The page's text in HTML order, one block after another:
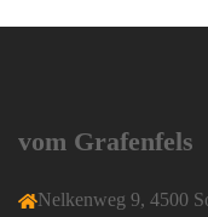
vom Grafenfels
Nelkenweg 9, 4500